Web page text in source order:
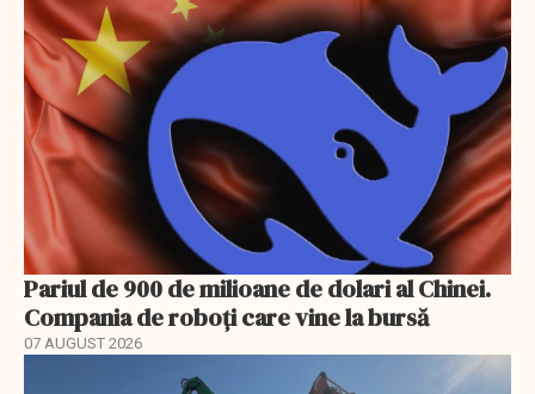
Pariul de 900 de milioane de dolari al Chinei.
Compania de roboți care vine la bursă
07 AUGUST 2026